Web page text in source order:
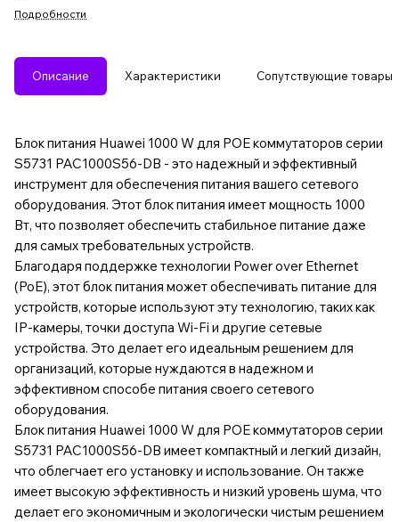
Подробности
Описание Характеристики Сопутствующие товары
Блок питания Huawei 1000 W для POE коммутаторов серии
S5731 PAC1000S56-DB - это надежный и эффективный
инструмент для обеспечения питания вашего сетевого
оборудования. Этот блок питания имеет мощность 1000
Вт, что позволяет обеспечить стабильное питание даже
для самых требовательных устройств.
Благодаря поддержке технологии Power over Ethernet
(PoE), этот блок питания может обеспечивать питание для
устройств, которые используют эту технологию, таких как
IP-камеры, точки доступа Wi-Fi и другие сетевые
устройства. Это делает его идеальным решением для
организаций, которые нуждаются в надежном и
эффективном способе питания своего сетевого
оборудования.
Блок питания Huawei 1000 W для POE коммутаторов серии
S5731 PAC1000S56-DB имеет компактный и легкий дизайн,
что облегчает его установку и использование. Он также
имеет высокую эффективность и низкий уровень шума, что
делает его экономичным и экологически чистым решением